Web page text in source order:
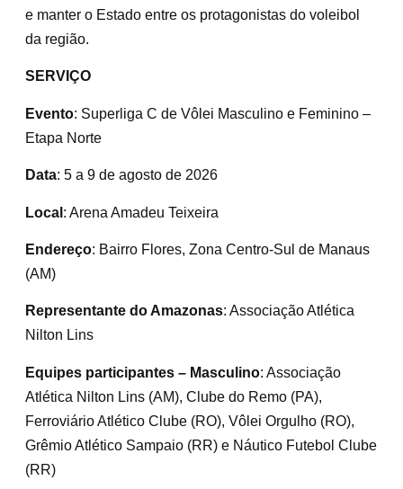
e manter o Estado entre os protagonistas do voleibol
da região.
SERVIÇO
Evento: Superliga C de Vôlei Masculino e Feminino –
Etapa Norte
Data: 5 a 9 de agosto de 2026
Local : Arena Amadeu Teixeira
Endereço: Bairro Flores, Zona Centro-Sul de Manaus
(AM)
Representante do Amazonas: Associação Atlética
Nilton Lins
Equipes participantes – Masculino: Associação
Atlética Nilton Lins (AM), Clube do Remo (PA),
Ferroviário Atlético Clube (RO), Vôlei Orgulho (RO),
Grêmio Atlético Sampaio (RR) e Náutico Futebol Clube
(RR)